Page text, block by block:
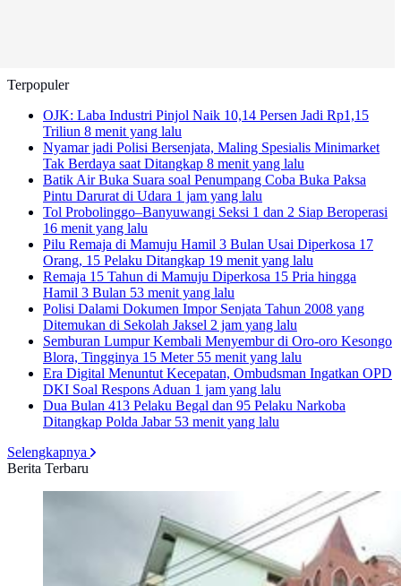
Terpopuler
OJK: Laba Industri Pinjol Naik 10,14 Persen Jadi Rp1,15
Triliun 8 menit yang lalu
Nyamar jadi Polisi Bersenjata, Maling Spesialis Minimarket
Tak Berdaya saat Ditangkap 8 menit yang lalu
Batik Air Buka Suara soal Penumpang Coba Buka Paksa
Pintu Darurat di Udara 1 jam yang lalu
Tol Probolinggo–Banyuwangi Seksi 1 dan 2 Siap Beroperasi
16 menit yang lalu
Pilu Remaja di Mamuju Hamil 3 Bulan Usai Diperkosa 17
Orang, 15 Pelaku Ditangkap 19 menit yang lalu
Remaja 15 Tahun di Mamuju Diperkosa 15 Pria hingga
Hamil 3 Bulan 53 menit yang lalu
Polisi Dalami Dokumen Impor Senjata Tahun 2008 yang
Ditemukan di Sekolah Jaksel 2 jam yang lalu
Semburan Lumpur Kembali Menyembur di Oro-oro Kesongo
Blora, Tingginya 15 Meter 55 menit yang lalu
Era Digital Menuntut Kecepatan, Ombudsman Ingatkan OPD
DKI Soal Respons Aduan 1 jam yang lalu
Dua Bulan 413 Pelaku Begal dan 95 Pelaku Narkoba
Ditangkap Polda Jabar 53 menit yang lalu
Selengkapnya
Berita Terbaru